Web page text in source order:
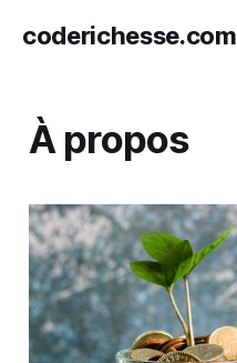
coderichesse.com
À propos